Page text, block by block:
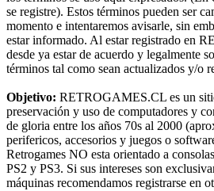
se registre). Estos términos pueden ser
momento e intentaremos avisarle, sin
estar informado. Al estar registrado en
desde ya estar de acuerdo y legalmente
términos tal como sean actualizados y/o
Objetivo: RETROGAMES.CL es un
preservación y uso de computadores y
de gloria entre los años 70s al 2000
perifericos, accesorios y juegos o
Retrogames NO esta orientado a
PS2 y PS3. Si sus intereses son
máquinas recomendamos registrarse en